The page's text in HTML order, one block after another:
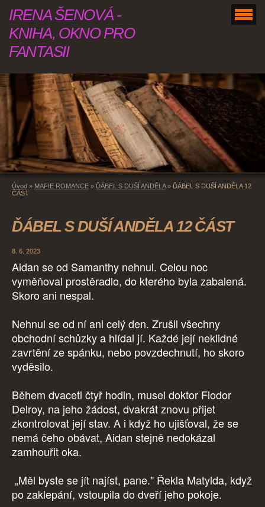
IRENA ŠENOVÁ -
KNIHA, OKNO PRO
FANTASII
Úvod » MAFIE ROMANCE » ĎÁBEL S DUŠÍ ANDĚLA» ĎÁBEL S DUŠÍ ANDĚLA 12
ČÁST
ĎÁBEL S DUŠÍ ANDĚLA 12 ČÁST
8. 6. 2023
Aidan se od Samanthy nehnul. Celou noc
vyměňoval prostěradlo, do kterého byla zabalená.
Skoro ani nespal.
Nehnul se od ní ani celý den. Zrušil všechny
obchodní schůzky a hlídal jí. Každé její neklidné
zavrtění ze spánku, nebo povzdechnutí, ho skoro
vyděsilo.
Během dvaceti čtyř hodin, musel doktor Fiodor
Delroy, na jeho žádost, dvakrát znovu přijet
zkontrolovat její stav. A i když ho ujišťoval, že se
nemá čeho obávat, Aidan stejně nedokázal
zamhouřit oka.
„Měl byste se jít najíst, pane." Řekla Matylda, když
po zaklepání, vstoupila do dveří jeho pokoje.